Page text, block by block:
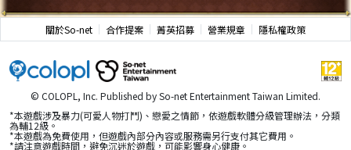
關於So-net 合作提案 菁英招募 營業規章 隱私權政策
© COLOPL, Inc. Published by So-net Entertainment Taiwan Limited.
*本遊戲涉及暴力(可愛人物打鬥)、戀愛之情節，依遊戲軟體分級管理辦法，分類
為輔12級。
*本遊戲為免費使用，但遊戲內部分內容或服務需另行支付其它費用。
*請注意遊戲時間，避免沉迷於遊戲，可能影響身心健康。